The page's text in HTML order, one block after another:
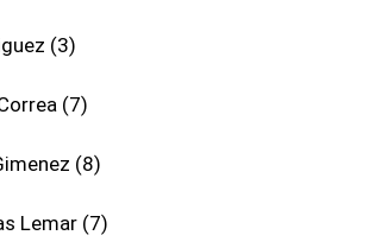
3
7
8
Lemar 7